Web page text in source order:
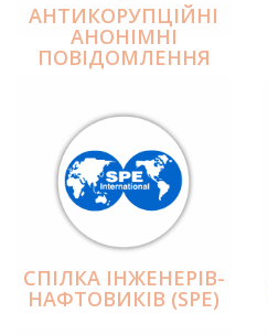
АНТИКОРУПЦІЙНІ
АНОНІМНІ
ПОВІДОМЛЕННЯ
СПІЛКА ІНЖЕНЕРІВ-
НАФТОВИКІВ (SPE)